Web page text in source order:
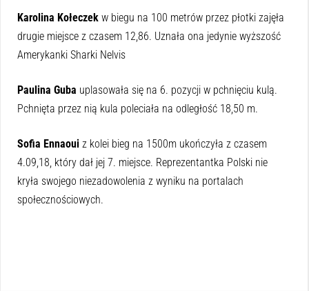
Karolina Kołeczek w biegu na 100 metrów przez płotki zajęła
drugie miejsce z czasem 12,86. Uznała ona jedynie wyższość
Amerykanki Sharki Nelvis
Paulina Guba uplasowała się na 6. pozycji w pchnięciu kulą.
Pchnięta przez nią kula poleciała na odległość 18,50 m.
Sofia Ennaoui z kolei bieg na 1500m ukończyła z czasem
4.09,18, który dał jej 7. miejsce. Reprezentantka Polski nie
kryła swojego niezadowolenia z wyniku na portalach
społecznościowych.